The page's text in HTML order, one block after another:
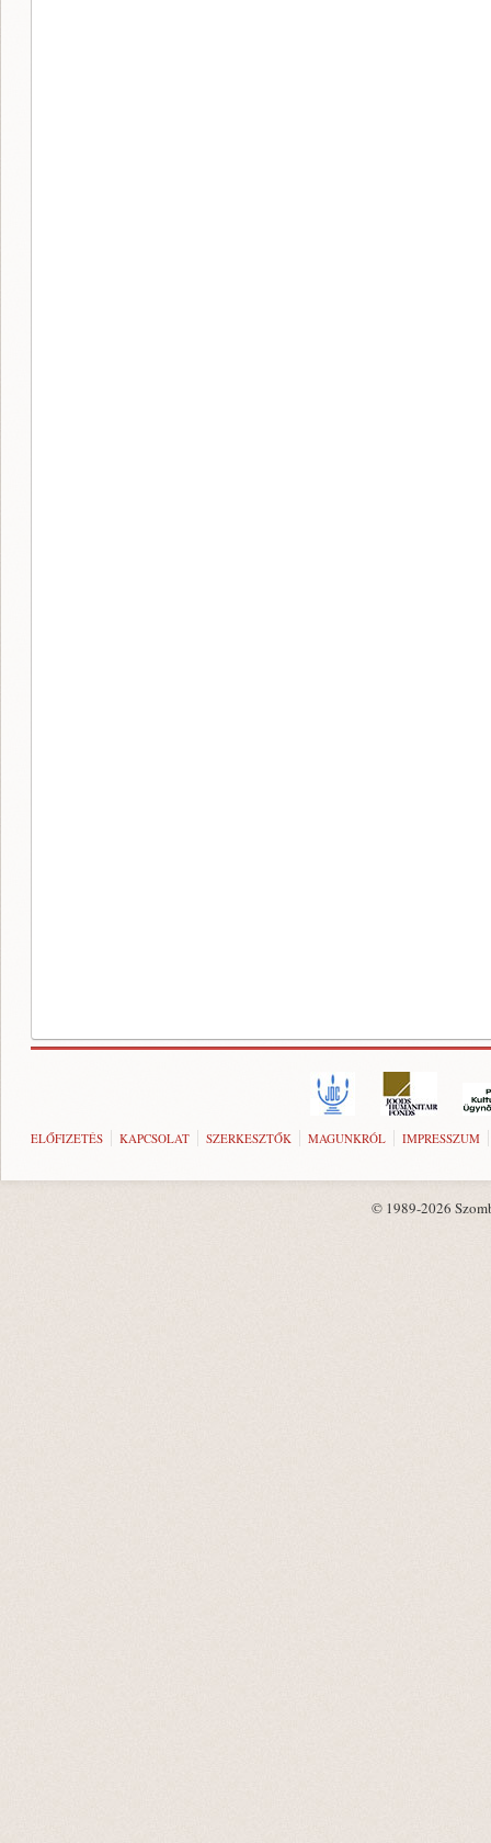
ELŐFIZETÉS KAPCSOLAT SZERKESZTŐK MAGUNKRÓL IMPRESSZUM
© 1989-2026